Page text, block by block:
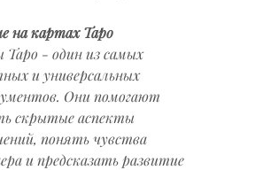
на картах Таро
- один из самых
и универсальных
Они помогают
скрытые аспекты
понять чувства
и предсказать развитие